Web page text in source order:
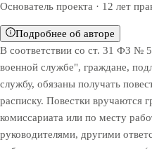
Основатель проекта · 12 лет
Подробнее об авторе
В соответствии со ст. 31 ФЗ №
военной службе", граждане,
службу, обязаны получать
расписку. Повестки вручаются
комиссариата или по месту
руководителями, другими